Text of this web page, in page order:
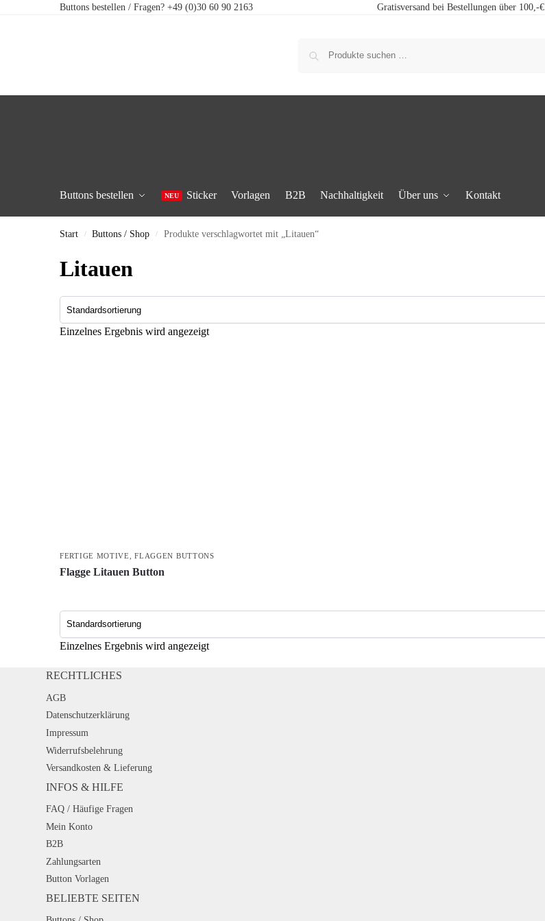
Buttons bestellen / Fragen? +49 (0)30 60 90 2163 Gratisversand bei Bestellungen über 100,-€
Buttons bestellen Sticker Vorlagen B2B Nachhaltigkeit Über uns Kontakt
Start / Buttons / Shop / Produkte verschlagwortet mit „Litauen“
Litauen
Einzelnes Ergebnis wird angezeigt
FERTIGE MOTIVE ,FLAGGEN BUTTONS
Flagge Litauen Button
Einzelnes Ergebnis wird angezeigt
RECHTLICHES
AGB
Datenschutzerklärung
Impressum
Widerrufsbelehrung
Versandkosten & Lieferung
INFOS & HILFE
FAQ / Häufige Fragen
Mein Konto
B2B
Zahlungsarten
Button Vorlagen
BELIEBTE SEITEN